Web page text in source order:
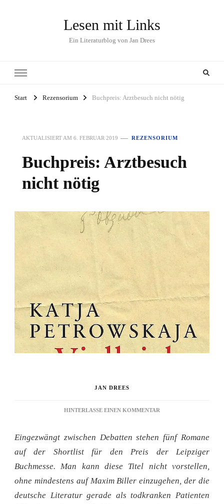
Lesen mit Links
Ein Literaturblog von Jan Drees
Start Rezensorium Buchpreis: Arztbesuch nicht nötig
AKTUALISIERT AM 6. FEBRUAR 2019 REZENSORIUM
Buchpreis: Arztbesuch
nicht nötig
JAN DREES
HINTERLASSE EINEN KOMMENTAR
NICHT
NÖTIG
Eingezwängt zwischen Debatten stehen fünf Romane
auf der Shortlist für den Preis der Leipziger
Buchmesse. Man kann diese Titel nicht vorstellen,
ohne mindestens auf Maxim Biller einzugehen, der die
deutsche Literatur gerade als todkranken Patienten